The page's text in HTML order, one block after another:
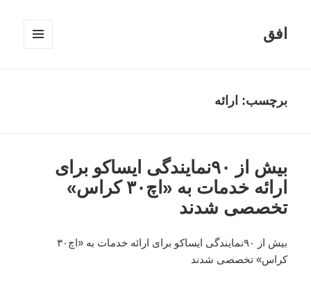
افق
برچسب: ارائه
بیش از ۹۰نمایندگی ایساکو برای
ارائه خدمات به «اچ۳۰ کراس»
تخصصی شدند
بیش از ۹۰نمایندگی ایساکو برای ارائه خدمات به «اچ۳۰
کراس» تخصصی شدند